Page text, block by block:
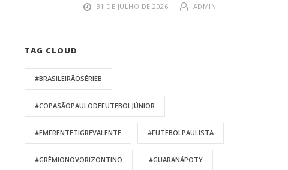
31 DE JULHO DE 2026 ADMIN
TAG CLOUD
#BRASILEIRÃOSÉRIEB
#COPASÃOPAULODEFUTEBOLJÚNIOR
#EMFRENTETIGREVALENTE #FUTEBOLPAULISTA
#GRÊMIONOVORIZONTINO #GUARANÁPOTY